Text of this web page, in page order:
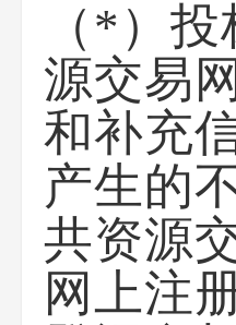
（ *）投
源交易网
和补充
产生的
共资源
网上注